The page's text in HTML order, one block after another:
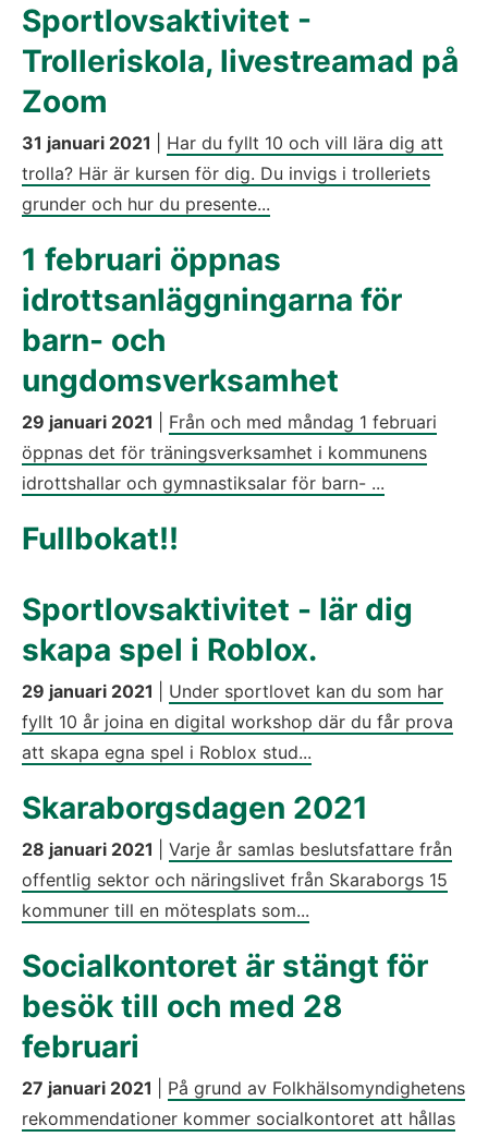
Sportlovsaktivitet -
Trolleriskola, livestreamad på
Zoom
31 januari 2021
Har du fyllt 10 och vill lära dig att
trolla? Här är kursen för dig. Du invigs i trolleriets
grunder och hur du presente...
1 februari öppnas
idrottsanläggningarna för
barn- och
ungdomsverksamhet
29 januari 2021
Från och med måndag 1 februari
öppnas det för träningsverksamhet i kommunens
idrottshallar och gymnastiksalar för barn- ...
Fullbokat!!
Sportlovsaktivitet - lär dig
skapa spel i Roblox.
29 januari 2021
Under sportlovet kan du som har
fyllt 10 år joina en digital workshop där du får prova
att skapa egna spel i Roblox stud...
Skaraborgsdagen 2021
28 januari 2021
Varje år samlas beslutsfattare från
offentlig sektor och näringslivet från Skaraborgs 15
kommuner till en mötesplats som...
Socialkontoret är stängt för
besök till och med 28
februari
27 januari 2021
På grund av Folkhälsomyndighetens
rekommendationer kommer socialkontoret att hållas